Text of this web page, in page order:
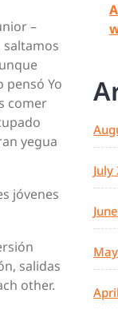
–
Yo
comer
yegua
jóvenes
salidas
other.
July